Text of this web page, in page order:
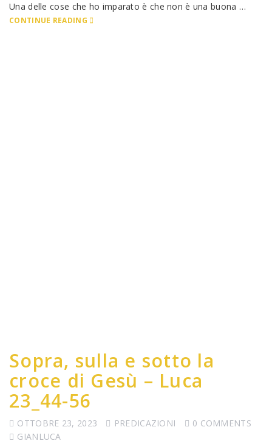
Una delle cose che ho imparato è che non è una buona …
CONTINUE READING
Sopra, sulla e sotto la
croce di Gesù – Luca
23_44-56
OTTOBRE 23, 2023 PREDICAZIONI
0 COMMENTS
GIANLUCA